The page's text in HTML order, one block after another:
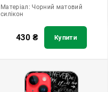
Матеріал: Чорний матовий
силікон
430 ₴ Купити